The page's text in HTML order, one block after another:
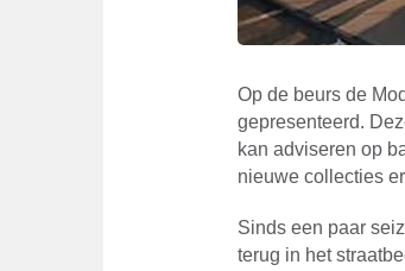
Op de beurs de
gepresenteerd.
kan adviseren op
nieuwe collecties
Sinds een paar
terug in het